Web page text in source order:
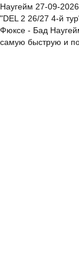
Наугейм 27-09-
"DEL 2 26/27 4-й
Фюксе - Бад
самую быструю и